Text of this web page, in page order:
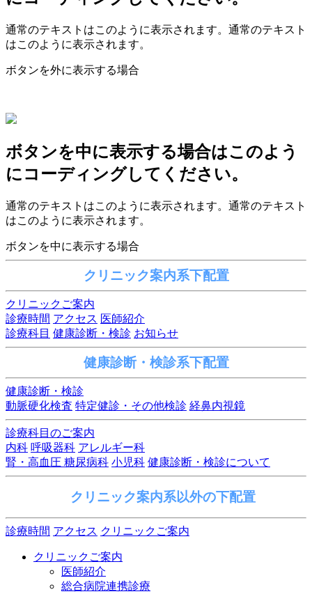
通常のテキストはこのように表示されます。通常のテキスト
はこのように表示されます。
ボタンを外に表示する場合
ボタンを中に表示する場合はこのよう
にコーディングしてください。
通常のテキストはこのように表示されます。通常のテキスト
はこのように表示されます。
ボタンを中に表示する場合
クリニック案内系下配置
クリニックご案内
診療時間 アクセス 医師紹介
診療科目 健康診断・検診 お知らせ
健康診断・検診系下配置
健康診断・検診
動脈硬化検査 特定健診・その他検診 経鼻内視鏡
診療科目のご案内
内科 呼吸器科 アレルギー科
腎・高血圧 糖尿病科 小児科 健康診断・検診について
クリニック案内系以外の下配置
診療時間 アクセス クリニックご案内
クリニックご案内
医師紹介
総合病院連携診療